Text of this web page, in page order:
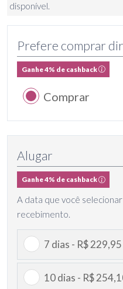
disponível.
Prefere comprar
Ganhe 4% de cashback
Comprar
Alugar
Ganhe 4% de cashback
A data que você
recebimento.
7 dias - R$ 229,95
10 dias - R$